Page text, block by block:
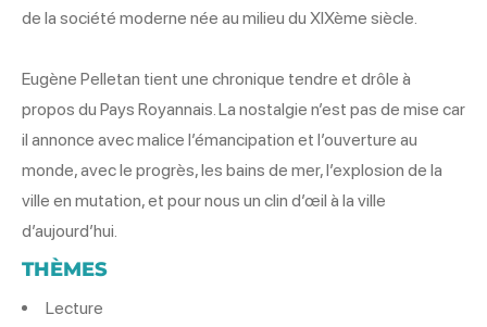
de la société moderne née au milieu du XIXème siècle.
Eugène Pelletan tient une chronique tendre et drôle à
propos du Pays Royannais. La nostalgie n’est pas de mise car
il annonce avec malice l’émancipation et l’ouverture au
monde, avec le progrès, les bains de mer, l’explosion de la
ville en mutation, et pour nous un clin d’œil à la ville
d’aujourd’hui.
THÈMES
Lecture